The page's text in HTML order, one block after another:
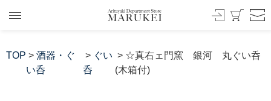
TOP > 酒器・ぐ
い呑
> ぐい
呑
> ☆真右ェ門窯 銀河 丸ぐい呑
(木箱付)